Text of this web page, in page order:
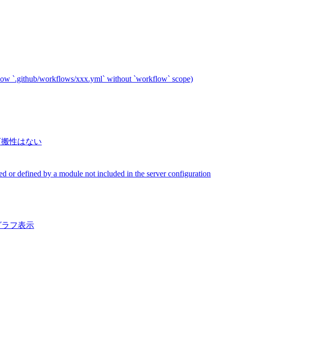
`.github/workflows/xxx.yml` without `workflow` scope)
性はない
defined by a module not included in the server configuration
フ表示